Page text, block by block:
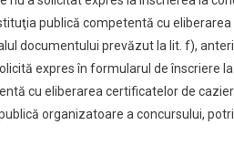
publică competentă cu
documentului prevăzut la lit. f),
expres în formularul de înscriere
cu eliberarea certificatelor de cazier
organizatoare a concursului,